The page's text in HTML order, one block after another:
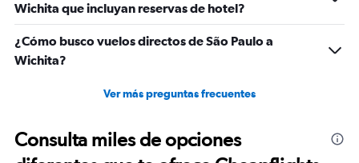
Wichita que incluyan reservas de hotel?
¿Cómo busco vuelos directos de São Paulo a
Wichita?
Ver más preguntas frecuentes
Consulta miles de opciones